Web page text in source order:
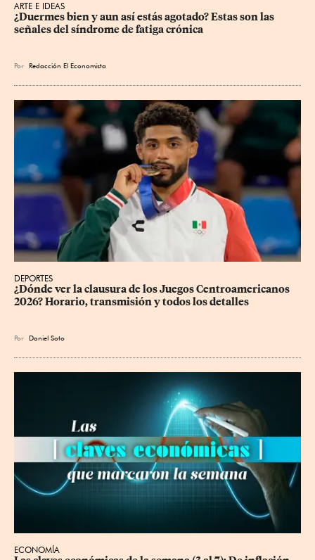
ARTE E IDEAS
¿Duermes bien y aun así estás agotado? Estas son las
señales del síndrome de fatiga crónica
Por Redacción El Economista
DEPORTES
¿Dónde ver la clausura de los Juegos Centroamericanos
2026? Horario, transmisión y todos los detalles
Por Daniel Soto
ECONOMÍA